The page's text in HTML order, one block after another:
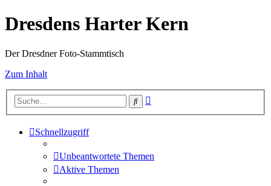
Dresdens Harter Kern
Der Dresdner Foto-Stammtisch
Zum Inhalt
Suche
Schnellzugriff
Unbeantwortete Themen
Aktive Themen